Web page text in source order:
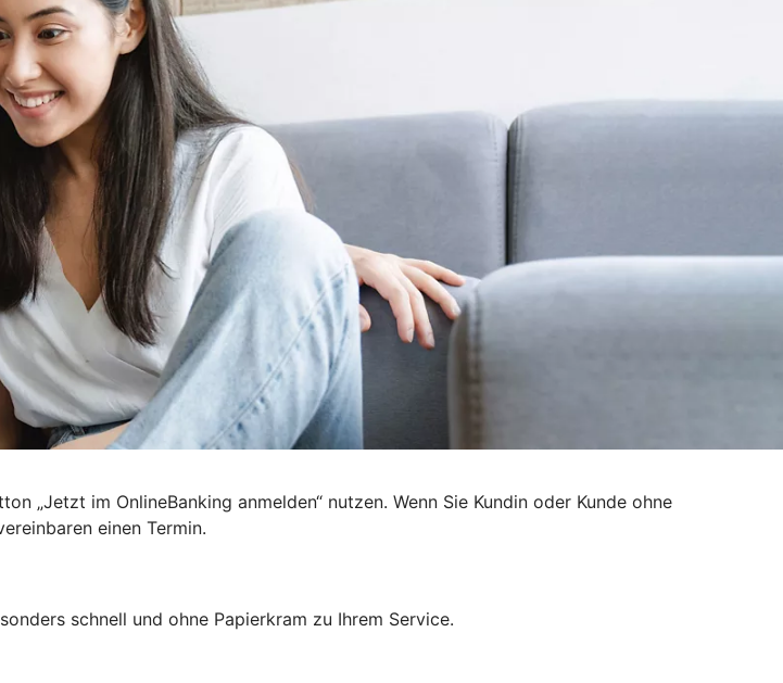
„Jetzt im OnlineBanking anmelden“ nutzen. Wenn Sie Kundin oder Kunde ohne
einen Termin.
schnell und ohne Papierkram zu Ihrem Service.